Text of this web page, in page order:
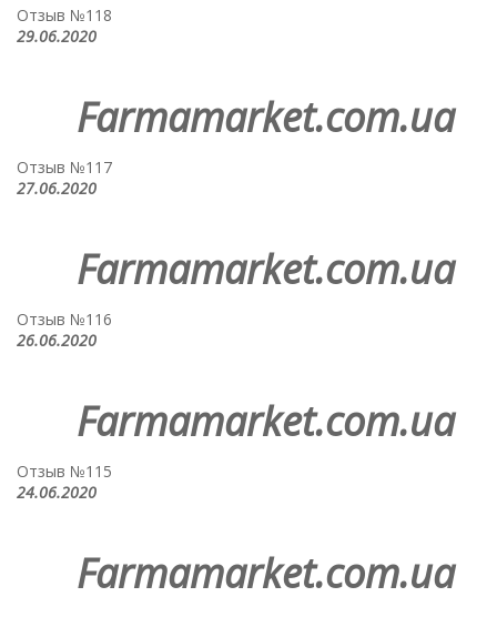
Отзыв №118
29.06.2020
Farmamarket.com.ua
Отзыв №117
27.06.2020
Farmamarket.com.ua
Отзыв №116
26.06.2020
Farmamarket.com.ua
Отзыв №115
24.06.2020
Farmamarket.com.ua